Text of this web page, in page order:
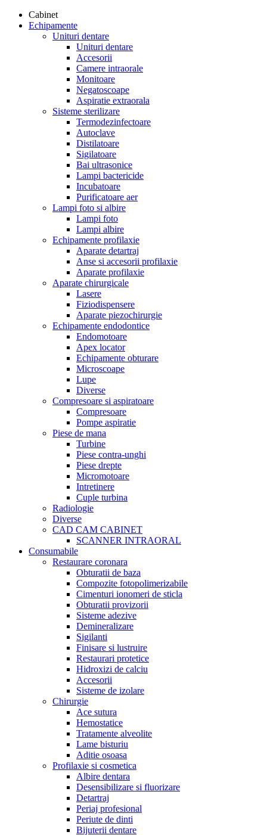
Cabinet
Echipamente
Unituri dentare
Unituri dentare
Accesorii
Camere intraorale
Monitoare
Negatoscoape
Aspiratie extraorala
Sisteme sterilizare
Termodezinfectoare
Autoclave
Distilatoare
Sigilatoare
Bai ultrasonice
Lampi bactericide
Incubatoare
Purificatoare aer
Lampi foto si albire
Lampi foto
Lampi albire
Echipamente profilaxie
Aparate detartraj
Anse si accesorii profilaxie
Aparate profilaxie
Aparate chirurgicale
Lasere
Fiziodispensere
Aparate piezochirurgie
Echipamente endodontice
Endomotoare
Apex locator
Echipamente obturare
Microscoape
Lupe
Diverse
Compresoare si aspiratoare
Compresoare
Pompe aspiratie
Piese de mana
Turbine
Piese contra-unghi
Piese drepte
Micromotoare
Intretinere
Cuple turbina
Radiologie
Diverse
CAD CAM CABINET
SCANNER INTRAORAL
Consumabile
Restaurare coronara
Obturatii de baza
Compozite fotopolimerizabile
Cimenturi ionomeri de sticla
Obturatii provizorii
Sisteme adezive
Demineralizare
Sigilanti
Finisare si lustruire
Restaurari protetice
Hidroxizi de calciu
Accesorii
Sisteme de izolare
Chirurgie
Ace sutura
Hemostatice
Tratamente alveolite
Lame bisturiu
Aditie osoasa
Profilaxie si cosmetica
Albire dentara
Desensibilizare si fluorizare
Detartraj
Periaj profesional
Periute de dinti
Bijuterii dentare